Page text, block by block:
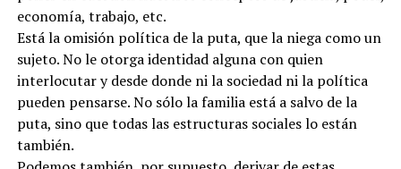
economía, trabajo, etc.
Está la omisión política de la puta, que la niega como un
sujeto. No le otorga identidad alguna con quien
interlocutar y desde donde ni la sociedad ni la política
pueden pensarse. No sólo la familia está a salvo de la
puta, sino que todas las estructuras sociales lo están
también.